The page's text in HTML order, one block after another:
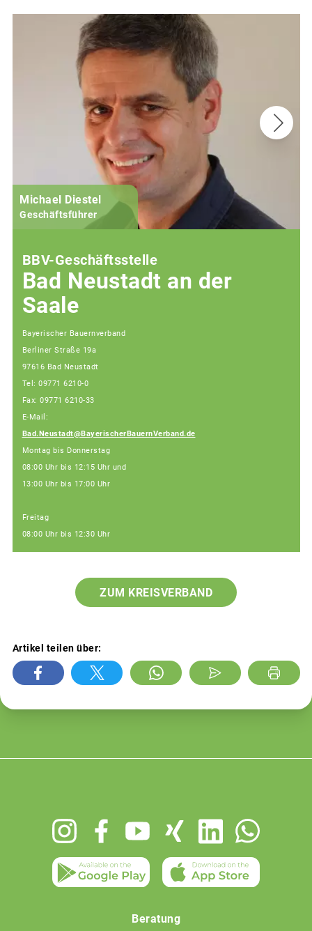
Michael Diestel
Geschäftsführer
BBV-Geschäftsstelle
Bad Neustadt an der
Saale
Bayerischer Bauernverband
Berliner Straße 19a
97616 Bad Neustadt
Tel: 09771 6210-0
Fax: 09771 6210-33
E-Mail:
Bad.Neustadt@BayerischerBauernVerband.de
Montag bis Donnerstag
08:00 Uhr bis 12:15 Uhr und
13:00 Uhr bis 17:00 Uhr
Freitag
08:00 Uhr bis 12:30 Uhr
ZUM KREISVERBAND
Artikel teilen über:
Beratung